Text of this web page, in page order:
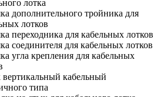
лотка
дополнительного тройника для
лотков
переходника для кабельных лотков
соединителя для кабельных лотков
угла крепления для кабельных
вертикальный кабельный
типа